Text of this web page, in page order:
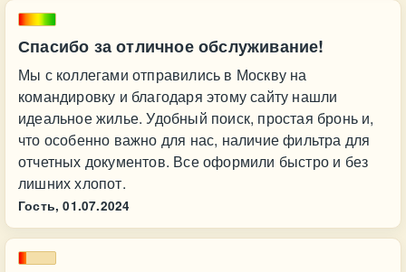
Спасибо за отличное обслуживание!
Мы с коллегами отправились в Москву на
командировку и благодаря этому сайту нашли
идеальное жилье. Удобный поиск, простая бронь и,
что особенно важно для нас, наличие фильтра для
отчетных документов. Все оформили быстро и без
лишних хлопот.
Гость, 01.07.2024